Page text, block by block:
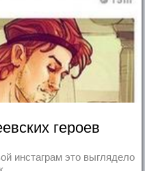
героев
инстаграм это выглядело